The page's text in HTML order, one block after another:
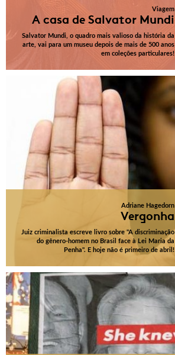
Viagem
A casa de Salvator Mundi
Salvator Mundi, o quadro mais valioso da história da
arte, vai para um museu depois de mais de 500 anos
em coleções particulares!
Adriane Hagedorn
Vergonha
Juiz criminalista escreve livro sobre "A discriminação
do gênero-homem no Brasil face à Lei Maria da
Penha". E hoje não é primeiro de abril!